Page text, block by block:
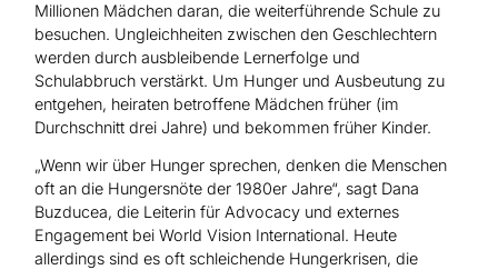
Millionen Mädchen daran, die weiterführende Schule zu
besuchen. Ungleichheiten zwischen den Geschlechtern
werden durch ausbleibende Lernerfolge und
Schulabbruch verstärkt. Um Hunger und Ausbeutung zu
entgehen, heiraten betroffene Mädchen früher (im
Durchschnitt drei Jahre) und bekommen früher Kinder.
„Wenn wir über Hunger sprechen, denken die Menschen
oft an die Hungersnöte der 1980er Jahre“, sagt Dana
Buzducea, die Leiterin für Advocacy und externes
Engagement bei World Vision International. Heute
allerdings sind es oft schleichende Hungerkrisen, die